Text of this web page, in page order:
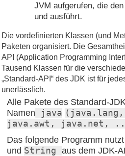
JVM aufgerufen, die
und ausführt.
Die vordefinierten Klassen (und
Paketen organisiert. Die
API (Application Programming
Tausend Klassen für die
„Standard-API“ des JDK ist für
unerlässlich.
Alle Pakete des Standard-
Namen java
java.awt, java.net,
Das folgende Programm
und String aus dem JDK-